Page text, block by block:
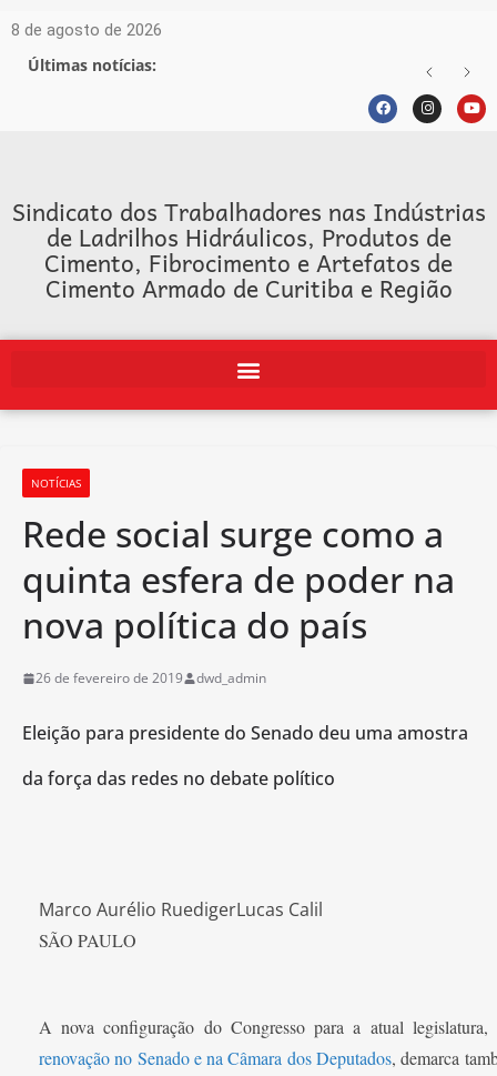
8 de agosto de 2026
Últimas notícias:
Sindicato dos Trabalhadores nas Indústrias
de Ladrilhos Hidráulicos, Produtos de
Cimento, Fibrocimento e Artefatos de
Cimento Armado de Curitiba e Região
NOTÍCIAS
Rede social surge como a
quinta esfera de poder na
nova política do país
26 de fevereiro de 2019 dwd_admin
Eleição para presidente do Senado deu uma amostra
da força das redes no debate político
Marco Aurélio RuedigerLucas Calil
SÃO PAULO
A nova configuração do Congresso para a atual legislatura,
renovação no Senado e na Câmara dos Deputados, demarca